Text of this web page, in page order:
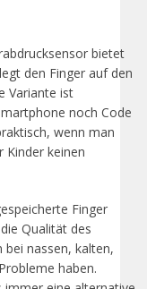
bietet
den Finger auf den
Variante ist
noch Code
wenn man
Kinder keinen
Finger
Qualität des
bei nassen, kalten,
haben.